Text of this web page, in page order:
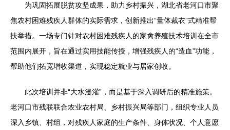
为巩固拓展脱贫攻坚成果，助力乡村振兴，湖北省老河口市聚
焦农村困难残疾人群体的实际需求，创新推出“量体裁衣”式精准帮
扶举措。一场专门针对农村困难残疾人的家禽养殖技术培训在全市
范围内展开，旨在通过实用技能传授，增强残疾人的“造血”功能，
帮助他们拓宽增收渠道，实现稳定就业与居家创收。
此次培训并非“大水漫灌”，而是基于深入调研后的精准施策。
老河口市残联联合农业农村局、乡村振兴局等部门，组织专业人员
深入乡镇、村组，对残疾人家庭的生产条件、身体状况、个人意愿